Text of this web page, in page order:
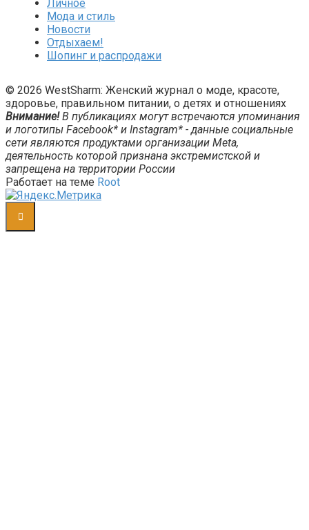
Личное
Мода и стиль
Новости
Отдыхаем!
Шопинг и распродажи
© 2026 WestSharm: Женский журнал о моде, красоте,
здоровье, правильном питании, о детях и отношениях
Внимание!В публикациях могут встречаются упоминания
и логотипы Facebook* и Instagram* - данные социальные
сети являются продуктами организации Meta,
деятельность которой признана экстремистской и
запрещена на территории России
Работает на теме Root